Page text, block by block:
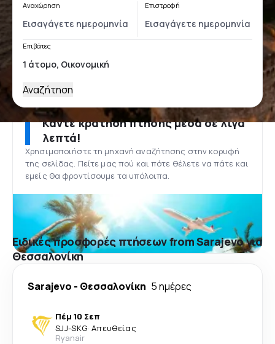
Αναχώρηση Επιστροφή
Επιβάτες
Αναζήτηση
Κάντε κράτηση πτήσης μέσα σε λίγα
λεπτά!
Χρησιμοποιήστε τη μηχανή αναζήτησης στην κορυφή
της σελίδας. Πείτε μας πού και πότε θέλετε να πάτε και
εμείς θα φροντίσουμε τα υπόλοιπα.
Ειδικές προσφορές πτήσεων from Sarajevo για
Θεσσαλονίκη
Sarajevo - Θεσσαλονίκη 5 ημέρες
Πέμ 10 Σεπ
SJJ-SKG· Απευθείας
Ryanair